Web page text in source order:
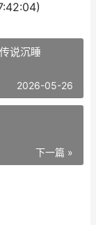
说沉睡
2026-05-26
下一篇 »